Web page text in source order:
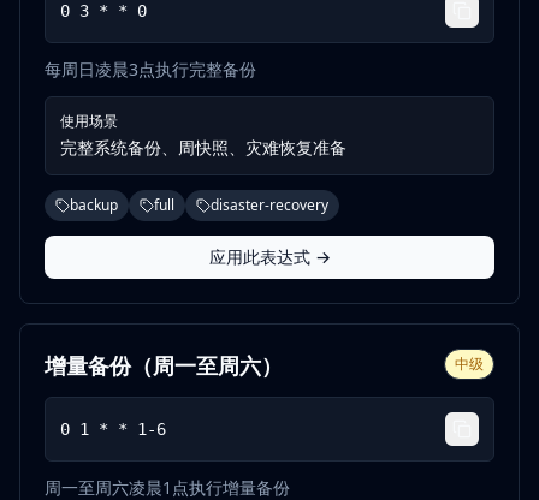
0 3 * * 0
每周日凌晨3点执行完整备份
使用场景
完整系统备份、周快照、灾难恢复准备
backup full disaster-recovery
应用此表达式 →
增量备份（周一至周六） 中级
0 1 * * 1-6
周一至周六凌晨1点执行增量备份